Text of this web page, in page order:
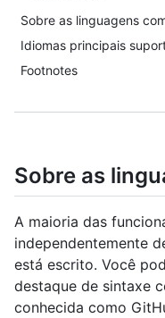
Sobre as linguagens
Idiomas principais
Footnotes
Sobre as
A maioria das
independentemente
está escrito. Você
destaque de sintaxe
conhecida como